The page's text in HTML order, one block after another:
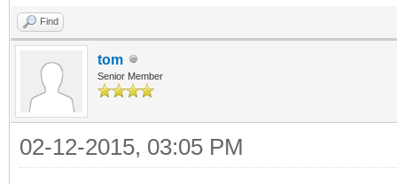
Find
tom
Senior Member
02-12-2015, 03:05 PM